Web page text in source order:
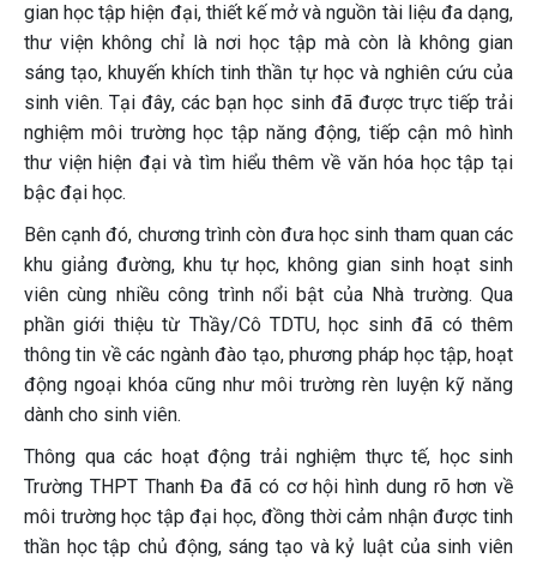
gian học tập hiện đại, thiết kế mở và nguồn tài liệu đa dạng,
thư viện không chỉ là nơi học tập mà còn là không gian
sáng tạo, khuyến khích tinh thần tự học và nghiên cứu của
sinh viên. Tại đây, các bạn học sinh đã được trực tiếp trải
nghiệm môi trường học tập năng động, tiếp cận mô hình
thư viện hiện đại và tìm hiểu thêm về văn hóa học tập tại
bậc đại học.
Bên cạnh đó, chương trình còn đưa học sinh tham quan các
khu giảng đường, khu tự học, không gian sinh hoạt sinh
viên cùng nhiều công trình nổi bật của Nhà trường. Qua
phần giới thiệu từ Thầy/Cô TDTU, học sinh đã có thêm
thông tin về các ngành đào tạo, phương pháp học tập, hoạt
động ngoại khóa cũng như môi trường rèn luyện kỹ năng
dành cho sinh viên.
Thông qua các hoạt động trải nghiệm thực tế, học sinh
Trường THPT Thanh Đa đã có cơ hội hình dung rõ hơn về
môi trường học tập đại học, đồng thời cảm nhận được tinh
thần học tập chủ động, sáng tạo và kỷ luật của sinh viên